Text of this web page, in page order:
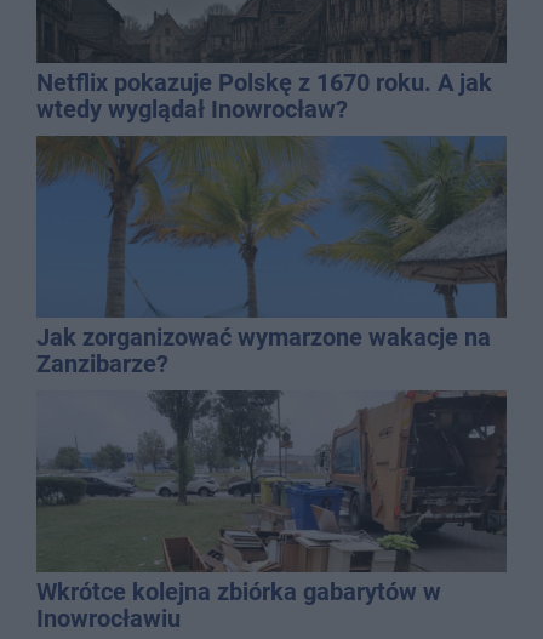
Netflix pokazuje Polskę z 1670 roku. A jak
wtedy wyglądał Inowrocław?
Jak zorganizować wymarzone wakacje na
Zanzibarze?
Wkrótce kolejna zbiórka gabarytów w
Inowrocławiu